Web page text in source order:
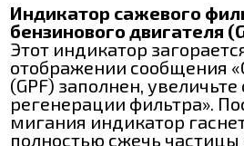
Индикатор сажевого
бензинового двигателя
Этот индикатор
отображении сообщения
(GPF) заполнен, увеличьте
регенерации фильтра».
мигания индикатор
полностью сжечь частицы